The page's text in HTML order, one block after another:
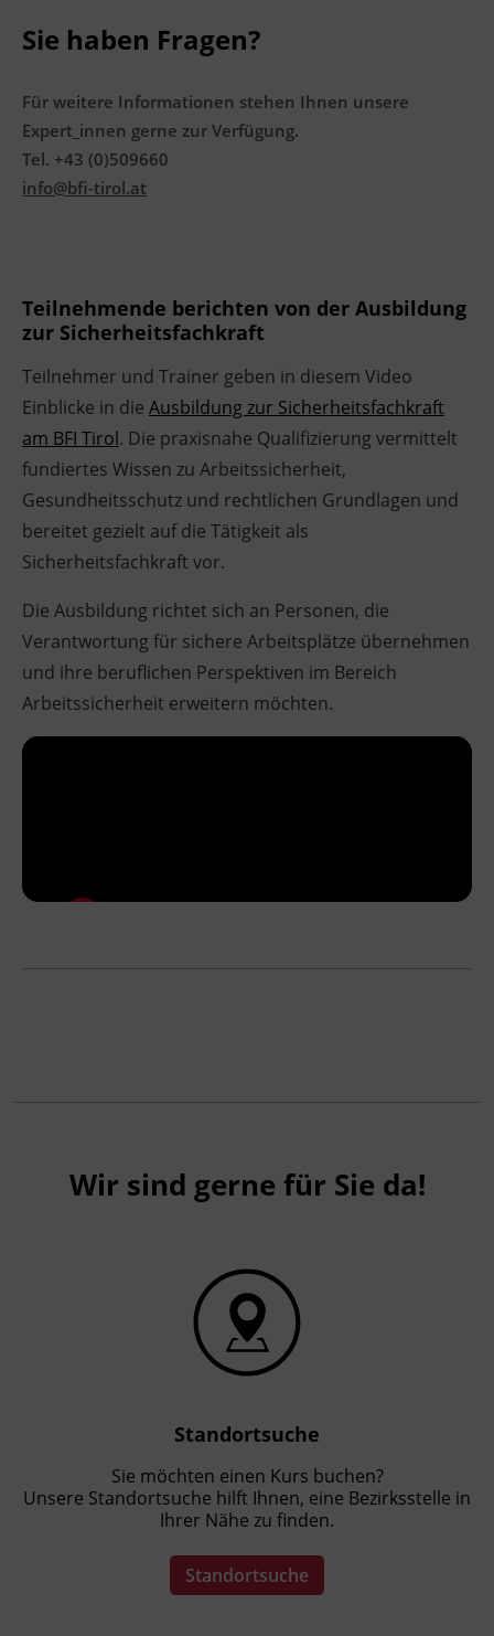
Sie haben Fragen?
Für weitere Informationen stehen Ihnen unsere
Expert_innen gerne zur Verfügung.
Tel. +43 (0)509660
info@bfi-tirol.at
Teilnehmende berichten von der Ausbildung
zur Sicherheitsfachkraft
Teilnehmer und Trainer geben in diesem Video
Einblicke in die Ausbildung zur Sicherheitsfachkraft
am BFI Tirol. Die praxisnahe Qualifizierung vermittelt
fundiertes Wissen zu Arbeitssicherheit,
Gesundheitsschutz und rechtlichen Grundlagen und
bereitet gezielt auf die Tätigkeit als
Sicherheitsfachkraft vor.
Die Ausbildung richtet sich an Personen, die
Verantwortung für sichere Arbeitsplätze übernehmen
und ihre beruflichen Perspektiven im Bereich
Arbeitssicherheit erweitern möchten.
Wir sind gerne für Sie da!
Standortsuche
Sie möchten einen Kurs buchen?
Unsere Standortsuche hilft Ihnen, eine Bezirksstelle in
Ihrer Nähe zu finden.
Standortsuche